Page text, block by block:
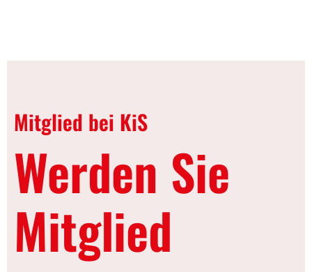
Mitglied bei KiS
Werden Sie
Mitglied